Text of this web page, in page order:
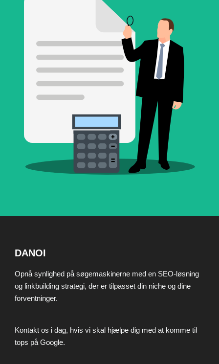
DANOI
Opnå synlighed på søgemaskinerne med en SEO-løsning
og linkbuilding strategi, der er tilpasset din niche og dine
forventninger.
Kontakt os i dag, hvis vi skal hjælpe dig med at komme til
tops på Google.